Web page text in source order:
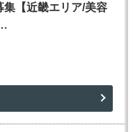
集【近畿エリア/美容